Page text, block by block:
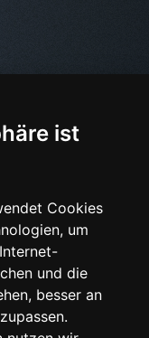
ist
Cookies
um
und die
besser an